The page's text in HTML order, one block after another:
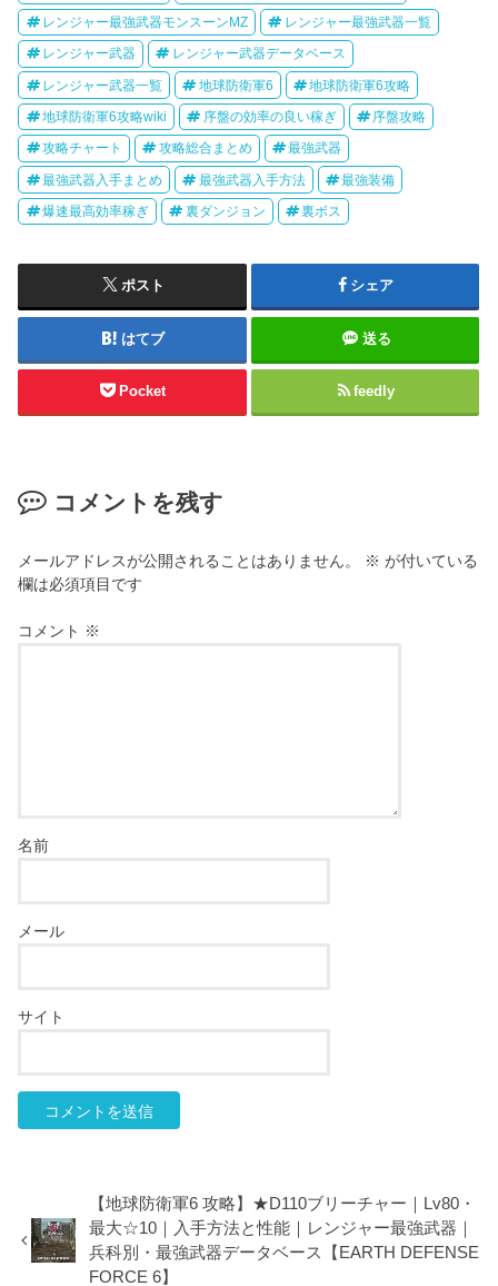
レンジャー最強武器モンスーンMZ レンジャー最強武器一覧
レンジャー武器 レンジャー武器データベース
レンジャー武器一覧 地球防衛軍6 地球防衛軍6攻略
地球防衛軍6攻略wiki 序盤の効率の良い稼ぎ 序盤攻略
攻略チャート 攻略総合まとめ 最強武器
最強武器入手まとめ 最強武器入手方法 最強装備
爆速最高効率稼ぎ 裏ダンジョン 裏ボス
ポスト シェア
はてブ 送る
Pocket feedly
コメントを残す
メールアドレスが公開されることはありません。 ※ が付いている
欄は必須項目です
コメント ※
名前
メール
サイト
【地球防衛軍6 攻略】★D110ブリーチャー｜Lv80・
最大☆10｜入手方法と性能｜レンジャー最強武器｜
兵科別・最強武器データベース【EARTH DEFENSE
FORCE 6】